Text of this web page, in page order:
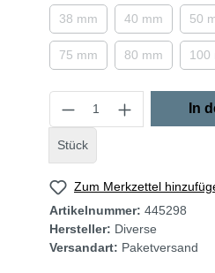
38 mm 40 mm 50
75 mm 80 mm 100
Stück
In
Zum Merkzettel
Artikelnummer: 445298
Hersteller: Diverse
Versandart: Paketversand